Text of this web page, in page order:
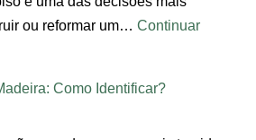
ou reformar um… Continuar
Como Identificar?